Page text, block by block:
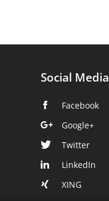
Social Media
Facebook
Google+
Twitter
LinkedIn
XING